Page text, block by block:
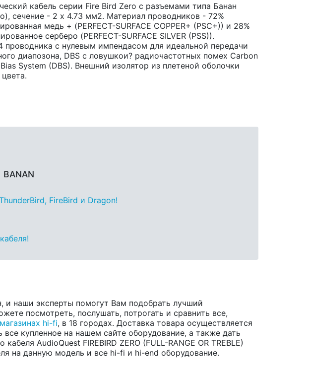
кабель серии Fire Bird Zero с разъемами типа Банан
сечение - 2 x 4.73 мм2. Материал проводников - 72%
медь + (PERFECT-SURFACE COPPER+ (PSC+)) и 28%
серберо (PERFECT-SURFACE SILVER (PSS)).
проводника с нулевым импендасом для идеальной передачи
диапозона, DBS с ловушкои? радиочастотных помех Carbon
System (DBS). Внешний изолятор из плетеной оболочки
BANAN
FireBird и Dragon!
и наши эксперты помогут Вам подобрать лучший
посмотреть, послушать, потрогать и сравнить все,
магазинах hi-fi, в 18 городах. Доставка товара осуществляется
купленное на нашем сайте оборудование, а также дать
AudioQuest FIREBIRD ZERO (FULL-RANGE OR TREBLE)
на данную модель и все hi-fi и hi-end оборудование.